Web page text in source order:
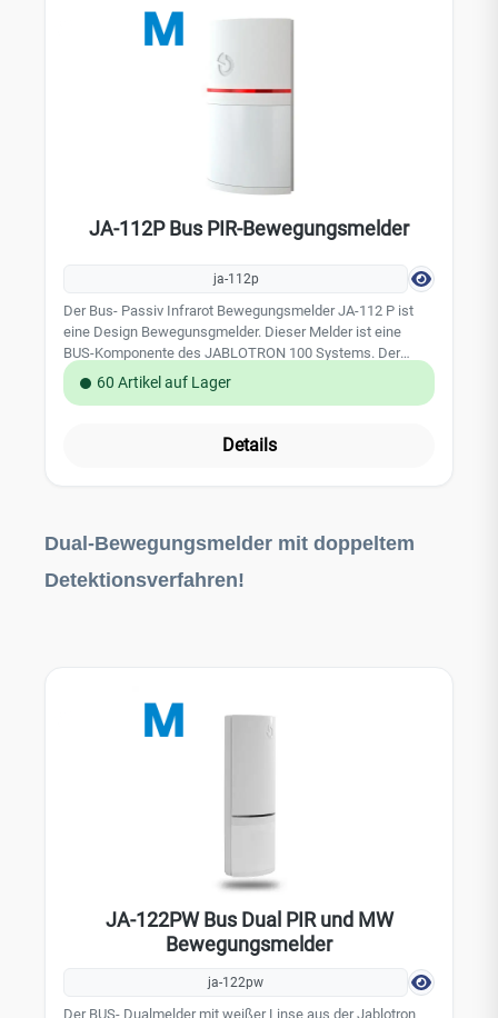
JA-112P Bus PIR-Bewegungsmelder
ja-112p
Der Bus- Passiv Infrarot Bewegungsmelder JA-112 P ist
eine Design Bewegunsgmelder. Dieser Melder ist eine
BUS-Komponente des JABLOTRON 100 Systems. Der
Bewegungsmelder erkennt sicher und zuverlässig
Bewegungen und Personen in Innenräumen. Der
verfügt über eine Impulsaktivierung und kann auch zur
ästhetisches Design Einstellung der
des Alarms integrierter Gehtest Technische Daten:
Erkennungsbereich 90° / 12 m Abmessungen: 62 x 110 x 40
mm Klassifizierung: Sicherheitsgrad 2/Umgebungsklasse
°C Entspricht auch die Anforderungen von EN 50130-4 ed.
60 Artikel auf Lager
Details
Dual-Bewegungsmelder mit doppeltem
Detektionsverfahren!
JA-122PW Bus Dual PIR und MW
Bewegungsmelder
ja-122pw
Der BUS- Dualmelder mit weißer Linse aus der Jablotron